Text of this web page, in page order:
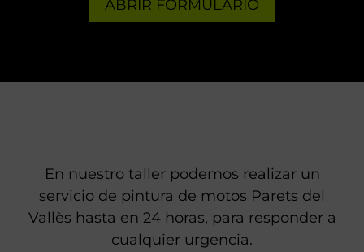
ABRIR FORMULARIO
En nuestro taller podemos realizar un
servicio de pintura de motos Parets del
Vallès hasta en 24 horas, para responder a
cualquier urgencia.